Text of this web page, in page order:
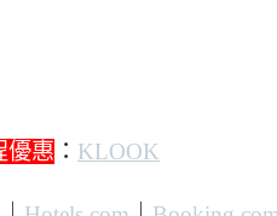
優惠 ： KLOOK